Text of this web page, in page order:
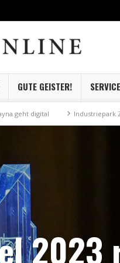
GUTE GEISTER! SERVICE
Industriepark Zeitz auf gutem